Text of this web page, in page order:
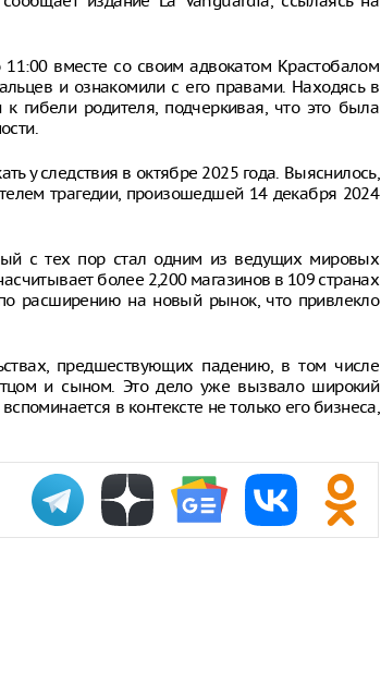
вместе со своим адвокатом Крастобалом
и ознакомили с его правами. Находясь в
гибели родителя, подчеркивая, что это была
у следствия в октябре 2025 года. Выяснилось,
трагедии, произошедшей 14 декабря 2024
с тех пор стал одним из ведущих мировых
более 2,200 магазинов в 109 странах
расширению на новый рынок, что привлекло
предшествующих падению, в том числе
и сыном. Это дело уже вызвало широкий
в контексте не только его бизнеса,